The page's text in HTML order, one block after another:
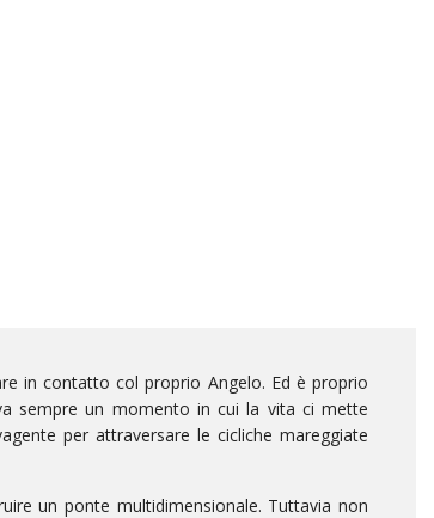
in contatto col proprio Angelo. Ed è proprio
sempre un momento in cui la vita ci mette
per attraversare le cicliche mareggiate
un ponte multidimensionale. Tuttavia non